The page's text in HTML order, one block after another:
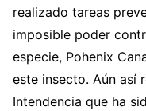
realizado tareas
imposible poder
especie, Pohenix
este insecto. Aún así
Intendencia que ha